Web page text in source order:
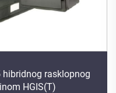
hibridnog rasklopnog
HGIS(T)